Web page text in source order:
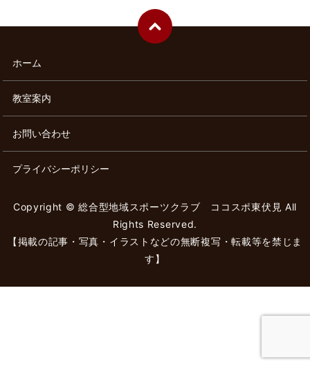
ホーム
教室案内
お問い合わせ
プライバシーポリシー
Copyright © 総合型地域スポーツクラブ ココスポ東伏見 All
Rights Reserved.
【掲載の記事・写真・イラストなどの無断複写・転載等を禁じま
す】